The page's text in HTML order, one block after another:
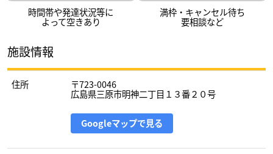
時間帯や発達状況等に
よって空きあり
満枠・キャンセル待ち
要相談など
施設情報
住所 〒723-0046
広島県三原市明神二丁目１３番２０号
Googleマップで見る